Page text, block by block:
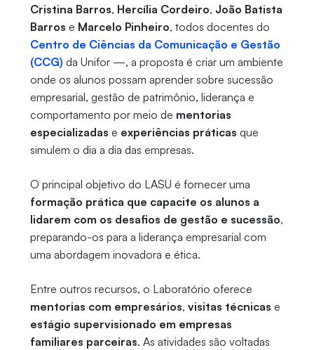
Cristina Barros, Hercília Cordeiro, João Batista
Barros e Marcelo Pinheiro, todos docentes do
Centro de Ciências da Comunicação e Gestão
(CCG) da Unifor —, a proposta é criar um ambiente
onde os alunos possam aprender sobre sucessão
empresarial, gestão de patrimônio, liderança e
comportamento por meio de mentorias
especializadas e experiências práticas que
simulem o dia a dia das empresas.
O principal objetivo do LASU é fornecer uma
formação prática que capacite os alunos a
lidarem com os desafios de gestão e sucessão,
preparando-os para a liderança empresarial com
uma abordagem inovadora e ética.
Entre outros recursos, o Laboratório oferece
mentorias com empresários, visitas técnicas e
estágio supervisionado em empresas
familiares parceiras. As atividades são voltadas